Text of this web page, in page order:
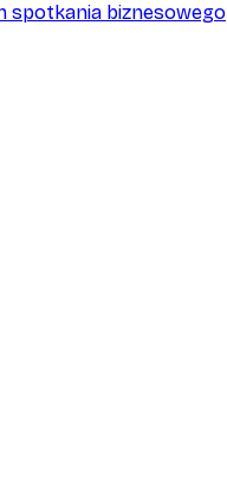
spotkania biznesowego